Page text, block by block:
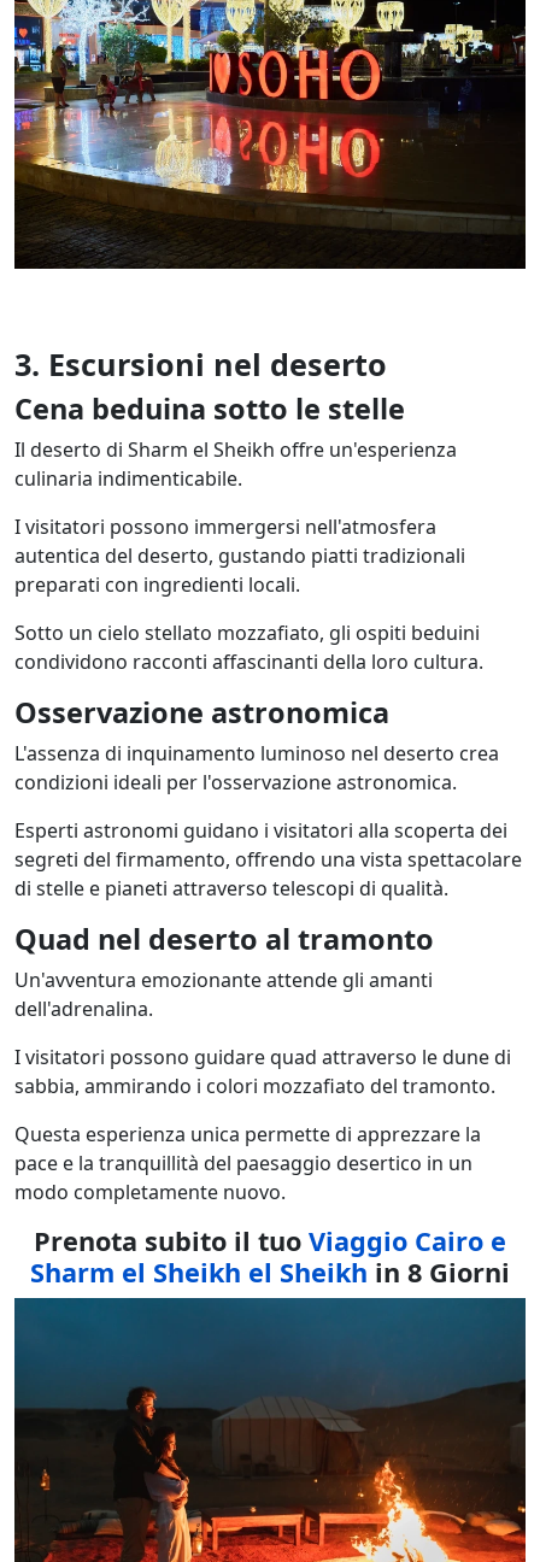
3. Escursioni nel deserto
Cena beduina sotto le stelle
Il deserto di Sharm el Sheikh offre un'esperienza
culinaria indimenticabile.
I visitatori possono immergersi nell'atmosfera
autentica del deserto, gustando piatti tradizionali
preparati con ingredienti locali.
Sotto un cielo stellato mozzafiato, gli ospiti beduini
condividono racconti affascinanti della loro cultura.
Osservazione astronomica
L'assenza di inquinamento luminoso nel deserto crea
condizioni ideali per l'osservazione astronomica.
Esperti astronomi guidano i visitatori alla scoperta dei
segreti del firmamento, offrendo una vista spettacolare
di stelle e pianeti attraverso telescopi di qualità.
Quad nel deserto al tramonto
Un'avventura emozionante attende gli amanti
dell'adrenalina.
I visitatori possono guidare quad attraverso le dune di
sabbia, ammirando i colori mozzafiato del tramonto.
Questa esperienza unica permette di apprezzare la
pace e la tranquillità del paesaggio desertico in un
modo completamente nuovo.
Prenota subito il tuo Viaggio Cairo e
Sharm el Sheikh el Sheikh in 8 Giorni